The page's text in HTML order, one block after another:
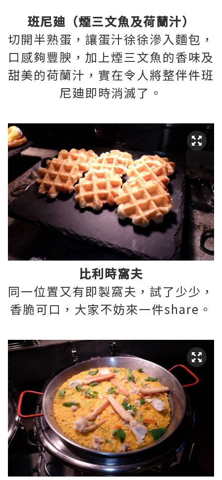
班尼廸（煙三文魚及荷蘭汁）
切開半熟蛋，讓蛋汁徐徐滲入麵包，
口感夠豐腴，加上煙三文魚的香味及
甜美的荷蘭汁，實在令人將整伴件班
尼廸即時消滅了。
比利時窩夫
同一位置又有即製窩夫，試了少少，
香脆可口，大家不妨來一件share。